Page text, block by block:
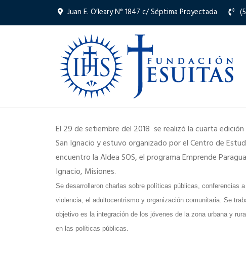
Juan E. O’leary N° 1847 c/ Séptima Proyectada
El 29 de setiembre del 2018 se realizó la cuarta
San Ignacio y estuvo organizado por el Centro de
encuentro la Aldea SOS, el programa Emprende
Ignacio, Misiones.
Se desarrollaron charlas sobre políticas públicas, conferencias
violencia; el adultocentrismo y organización comunitaria. Se
objetivo es la integración de los jóvenes de la zona urbana y
en las políticas públicas.